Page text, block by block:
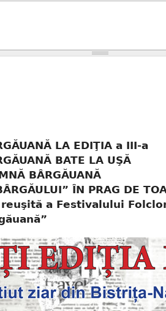
LA EDIŢIA a III-a
BATE LA UŞĂ
BÂRGĂUANĂ
ÎN PRAG DE
a Festivalului